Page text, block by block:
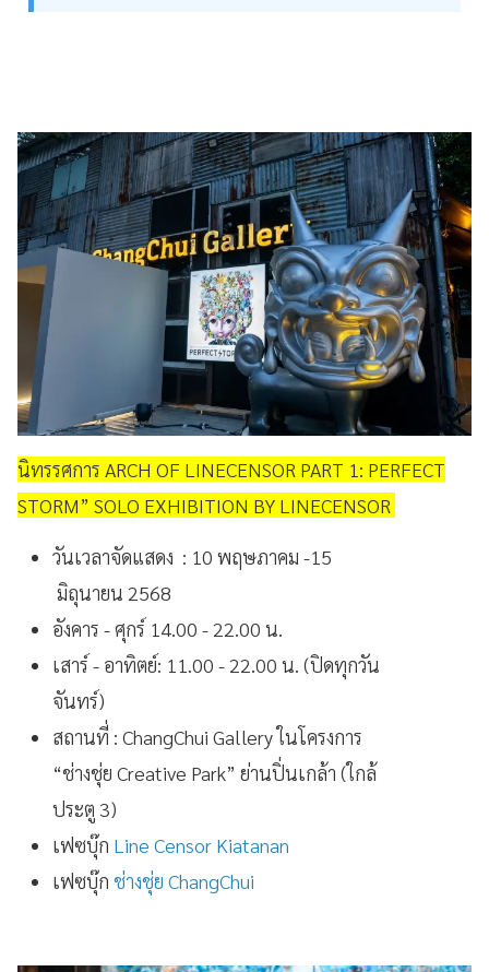
นิทรรศการ ARCH OF LINECENSOR PART 1: PERFECT
STORM” SOLO EXHIBITION BY LINECENSOR
วันเวลาจัดแสดง : 10 พฤษภาคม -15
มิถุนายน 2568
อังคาร - ศุกร์ 14.00 - 22.00 น.
เสาร์ - อาทิตย์: 11.00 - 22.00 น. (ปิดทุกวัน
จันทร์)
สถานที่ : ChangChui Gallery ในโครงการ
“ช่างชุ่ย Creative Park” ย่านปิ่นเกล้า (ใกล้
ประตู 3)
เฟซบุ๊ก Line Censor Kiatanan
เฟซบุ๊ก ช่างชุ่ย ChangChui